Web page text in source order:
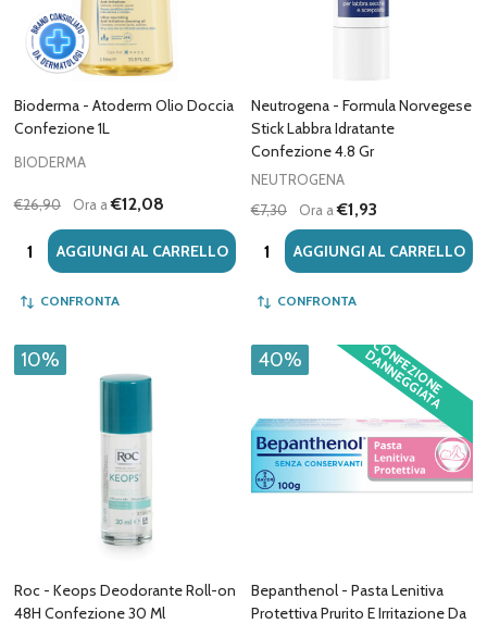
Bioderma - Atoderm Olio Doccia
Confezione 1L
BIODERMA
€26,90 Ora a€12,08
Quantità:AGGIUNGI AL CARRELLO
CONFRONTA
Neutrogena - Formula Norvegese
Stick Labbra Idratante
Confezione 4.8 Gr
NEUTROGENA
€7,30
Ora a€1,93
Quantità:AGGIUNGI AL CARRELLO
CONFRONTA
10%
Roc - Keops Deodorante Roll-on
48H Confezione 30 Ml
40% C
O
N
F
E
Z
IO
N
E
D
A
N
N
E
G
G
IA
T
A
Bepanthenol - Pasta Lenitiva
Protettiva Prurito E Irritazione Da